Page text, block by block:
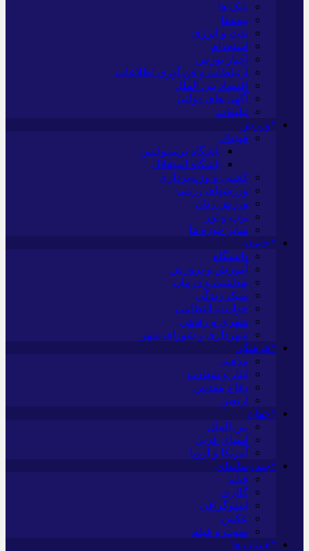
بانک ها
بیمه‌ها
نفت و انرژی
استخدام
اخبار بورس
ارتباطات و فن آوری اطلاعات
اقتصاد بین الملل
آگهی های دولتی
تبلیغات
*ورزش
فوتبال
باشگاه پرسپولیس
باشگاه استقلال
کشتی و وزنه‌برداری
ورزشهای رزمی
ورزش زنان
توپ و تور
سایر حوزه ها
*جامعه
دانشگاه
آموزش و پرورش
بهداشت و درمان
سبک زندگی
حوادث، انتظامی
شهری و رفاهی
شهرداری و شورای شهر
*فرهنگی
مذهبی
ایثار و شهادت
دفاع مقدس
اربعین
*جهان
بین الملل
آسیای غربی
آمریکا و اروپا
*چندرسانه‌ای
فیلم
گالری
اینفوگرافی
عکس
صوت و فیلم
*استان ها